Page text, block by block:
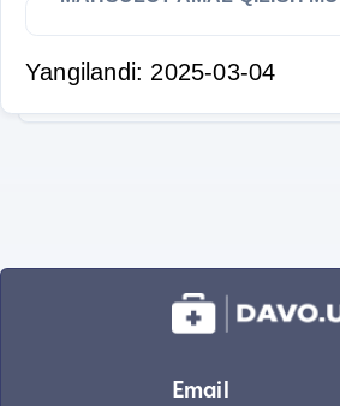
Yangilandi: 2025-03-04
Email